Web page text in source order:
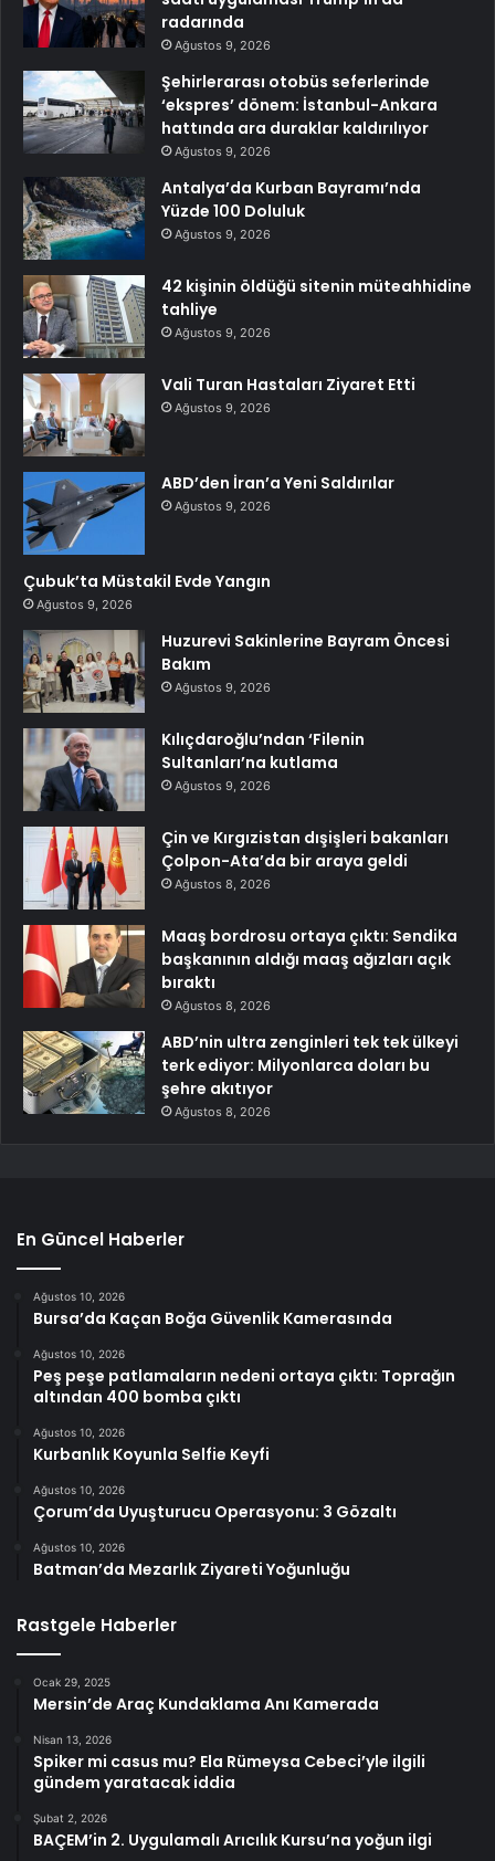
radarında
Ağustos 9, 2026
Şehirlerarası otobüs seferlerinde
‘ekspres’ dönem: İstanbul-Ankara
hattında ara duraklar kaldırılıyor
Ağustos 9, 2026
Antalya’da Kurban Bayramı’nda
Yüzde 100 Doluluk
Ağustos 9, 2026
42 kişinin öldüğü sitenin müteahhidine
tahliye
Ağustos 9, 2026
Vali Turan Hastaları Ziyaret Etti
Ağustos 9, 2026
ABD’den İran’a Yeni Saldırılar
Ağustos 9, 2026
Çubuk’ta Müstakil Evde Yangın
Ağustos 9, 2026
Huzurevi Sakinlerine Bayram Öncesi
Bakım
Ağustos 9, 2026
Kılıçdaroğlu’ndan ‘Filenin
Sultanları’na kutlama
Ağustos 9, 2026
Çin ve Kırgızistan dışişleri bakanları
Çolpon-Ata’da bir araya geldi
Ağustos 8, 2026
Maaş bordrosu ortaya çıktı: Sendika
başkanının aldığı maaş ağızları açık
bıraktı
Ağustos 8, 2026
ABD’nin ultra zenginleri tek tek ülkeyi
terk ediyor: Milyonlarca doları bu
şehre akıtıyor
Ağustos 8, 2026
En Güncel Haberler
Ağustos 10, 2026
Bursa’da Kaçan Boğa Güvenlik Kamerasında
Ağustos 10, 2026
Peş peşe patlamaların nedeni ortaya çıktı: Toprağın
altından 400 bomba çıktı
Ağustos 10, 2026
Kurbanlık Koyunla Selfie Keyfi
Ağustos 10, 2026
Çorum’da Uyuşturucu Operasyonu: 3 Gözaltı
Ağustos 10, 2026
Batman’da Mezarlık Ziyareti Yoğunluğu
Rastgele Haberler
Ocak 29, 2025
Mersin’de Araç Kundaklama Anı Kamerada
Nisan 13, 2026
Spiker mi casus mu? Ela Rümeysa Cebeci’yle ilgili
gündem yaratacak iddia
Şubat 2, 2026
BAÇEM’in 2. Uygulamalı Arıcılık Kursu’na yoğun ilgi